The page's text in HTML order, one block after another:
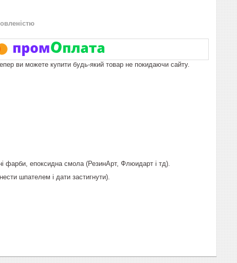
ви можете купити будь-який товар не покидаючи сайту.
фарби, епоксидна смола (РезинАрт, Флюидарт і тд).
шпателем і дати застигнути).